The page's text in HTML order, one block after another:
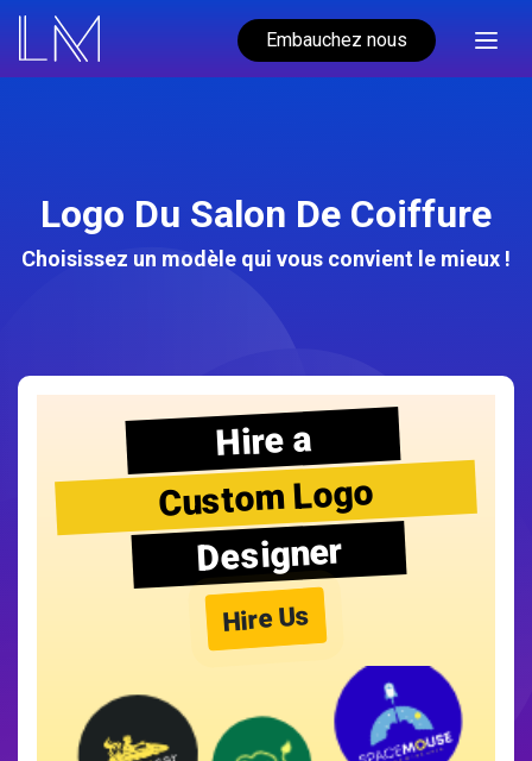
Embauchez nous
Logo Du Salon De Coiffure
Choisissez un modèle qui vous convient le mieux !
Hire a
Custom Logo
Designer
Hire Us